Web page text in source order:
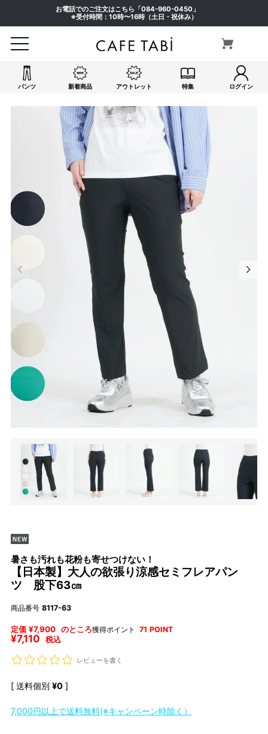
お電話でのご注文はこちら「084-960-0450 」
※受付時間：10時〜16時（土日・祝休み）
パンツ 新着商品 アウトレット 特集 ログイン
暑さも汚れも花粉も寄せつけない！
【日本製】大人の欲張り涼感セミフレアパン
ツ 股下63㎝
商品番号 8117-63
定価 ¥7,900 のところ
¥7,110 税込
獲得ポイント 71 POINT
レビューを書く
送料個別 ¥0
7,000円以上で送料無料(※キャンペーン時除く）